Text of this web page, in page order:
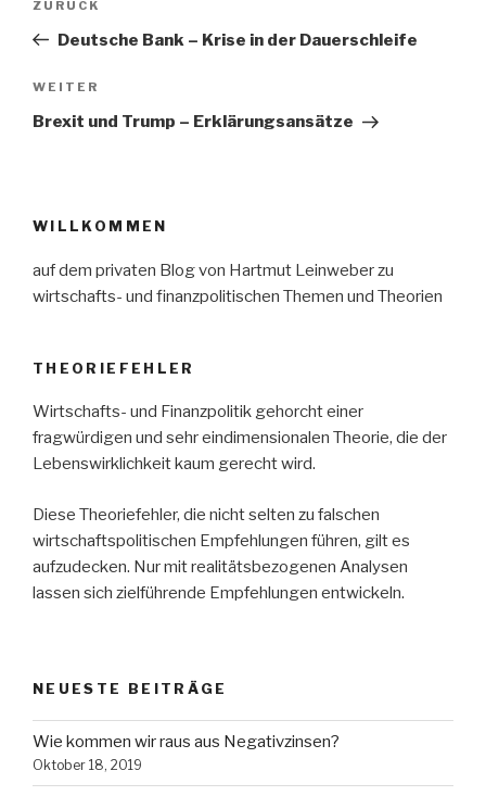
Vorheriger
Beitrag
ZURÜCK
Deutsche Bank – Krise in der Dauerschleife
Nächster
Beitrag
WEITER
Brexit und Trump – Erklärungsansätze
WILLKOMMEN
auf dem privaten Blog von Hartmut Leinweber zu
wirtschafts- und finanzpolitischen Themen und Theorien
THEORIEFEHLER
Wirtschafts- und Finanzpolitik gehorcht einer
fragwürdigen und sehr eindimensionalen Theorie, die der
Lebenswirklichkeit kaum gerecht wird.
Diese Theoriefehler, die nicht selten zu falschen
wirtschaftspolitischen Empfehlungen führen, gilt es
aufzudecken. Nur mit realitätsbezogenen Analysen
lassen sich zielführende Empfehlungen entwickeln.
NEUESTE BEITRÄGE
Wie kommen wir raus aus Negativzinsen?
Oktober 18, 2019